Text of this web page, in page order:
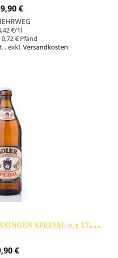
€
€/1l
0,72 €
,exkl.Versandkosten
A
DLERBRAUEREI HUNDERSINGEN SPEZIAL 0,5 LTR. - 9 FLASCHEN
€